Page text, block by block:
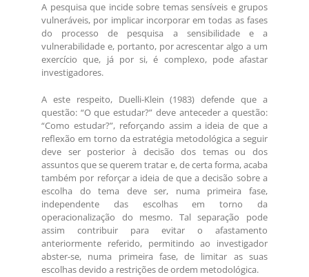
A pesquisa que incide sobre temas sensíveis e grupos
vulneráveis, por implicar incorporar em todas as fases
do processo de pesquisa a sensibilidade e a
vulnerabilidade e, portanto, por acrescentar algo a um
exercício que, já por si, é complexo, pode afastar
investigadores.
A este respeito, Duelli-Klein (1983) defende que a
questão: “O que estudar?” deve anteceder a questão:
“Como estudar?”, reforçando assim a ideia de que a
reflexão em torno da estratégia metodológica a seguir
deve ser posterior à decisão dos temas ou dos
assuntos que se querem tratar e, de certa forma, acaba
também por reforçar a ideia de que a decisão sobre a
escolha do tema deve ser, numa primeira fase,
independente das escolhas em torno da
operacionalização do mesmo. Tal separação pode
assim contribuir para evitar o afastamento
anteriormente referido, permitindo ao investigador
abster-se, numa primeira fase, de limitar as suas
escolhas devido a restrições de ordem metodológica.